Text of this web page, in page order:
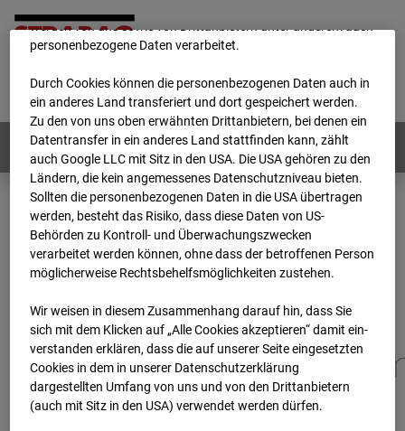
Deutsch / English
Webcams: Alle Länder
Home
Deutschland
BC-173 - BV-Gefahrenabwehrzentrum Oberursel
Archiv
2026 07 08 07:45
BC-173 - BV-
Oberursel
werden von uns sowie von Drittanbietern unter anderem auch
personenbezogene Daten verarbeitet.
Durch Cookies können die personenbezogenen Daten auch in
ein anderes Land transferiert und dort gespeichert werden.
Zu den von uns oben erwähnten Drittanbietern, bei denen ein
Datentransfer in ein anderes Land stattfinden kann, zählt
auch Google LLC mit Sitz in den USA. Die USA gehören zu den
Ländern, die kein angemessenes Datenschutzniveau bieten.
Sollten die personenbezogenen Daten in die USA übertragen
werden, besteht das Risiko, dass diese Daten von US-
Behörden zu Kontroll- und Überwachungszwecken
verarbeitet werden können, ohne dass der betroffenen Person
möglicherweise Rechtsbehelfsmöglichkeiten zustehen.
Wir weisen in diesem Zusammenhang darauf hin, dass Sie
sich mit dem Klicken auf „Alle Cookies akzeptieren“ damit ein­
ver­standen erklären, dass die auf unserer Seite eingesetzten
Cookies in dem in unserer Datenschutzerklärung
dargestellten Umfang von uns und von den Drittanbietern
(auch mit Sitz in den USA) verwendet werden dürfen.